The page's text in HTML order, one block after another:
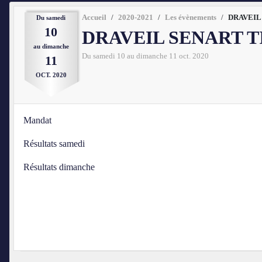
Du samedi
10
au dimanche
11
OCT. 2020
Accueil 2020-2021 Les évènements
DRAVEIL SENART
Du samedi 10 au dimanche 11 oct. 2020
Mandat
Résultats samedi
Résultats dimanche